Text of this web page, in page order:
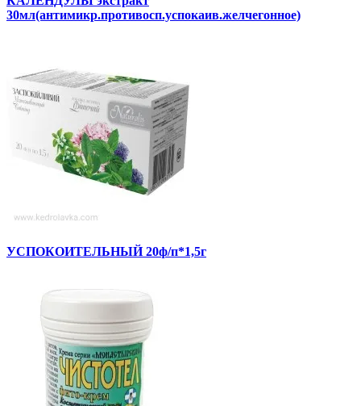
30мл(антимикр.противосп.успокаив.желчегонное)
УСПОКОИТЕЛЬНЫЙ 20ф/п*1,5г